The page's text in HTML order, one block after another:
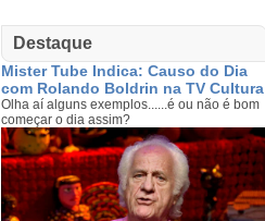
Destaque
Mister Tube Indica: Causo do Dia
com Rolando Boldrin na TV Cultura
Olha aí alguns exemplos......é ou não é bom
começar o dia assim?